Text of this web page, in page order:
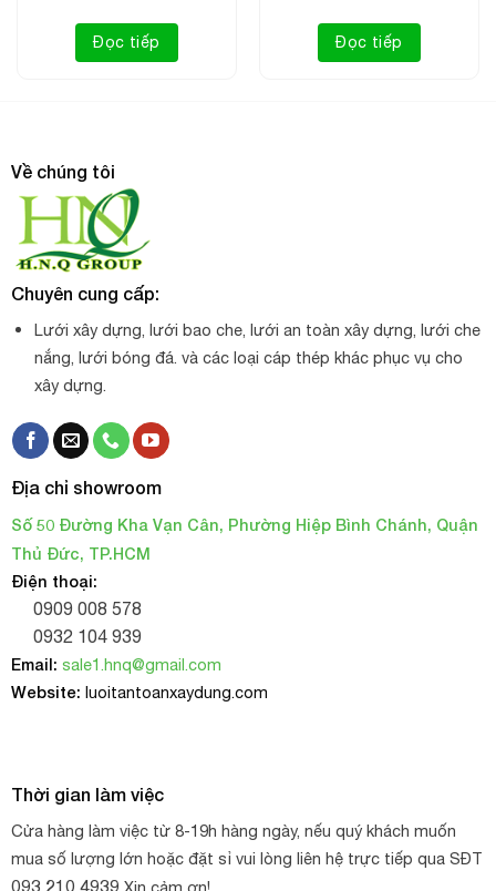
lưới công trình
Đặc tính: sợi cáp có tính mềm mại, dẻo, sử dụng linh
hoạt và đặc biệt bền hơn so với các loại dây cáp mạ
kẽm thông thường
Xuất xứ:Trung Quốc
Đường kính sợi:3mm-14mm
Quy cách đóng gói:
trở lên)
Cáp bọc nhựa phi 4
Công ty H.N.Q chuyên cung cấp các loại lưới xây dựng,
lưới an toàn,lưới ô vuông, lưới chống côn trùng, lưới
mùng, lưới leo giàn, lưới che nắng.
Đọc tiếp Đọc tiếp
Về chúng tôi
Chuyên cung cấp:
Lưới xây dựng, lưới bao che, lưới an toàn xây dựng, lưới che
nắng, lưới bóng đá. và các loại cáp thép khác phục vụ cho
xây dựng.
Địa chỉ showroom
Số 50 Đường Kha Vạn Cân, Phường Hiệp Bình Chánh, Quận
Thủ Đức, TP.HCM
Điện thoại:
0909 008 578
0932 104 939
Email: sale1.hnq@gmail.com
Website: luoitantoanxaydung.com
Thời gian làm việc
Cửa hàng làm việc từ 8-19h hàng ngày, nếu quý khách muốn
mua số lượng lớn hoặc đặt sỉ vui lòng liên hệ trực tiếp qua SĐT
093 210 4939 Xin cảm ơn!